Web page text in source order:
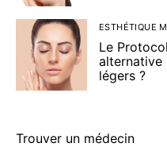
ESTHÉTIQUE
Le
alternative
légers ?
Trouver un médecin